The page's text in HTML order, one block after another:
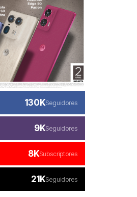
130KSeguidores
9KSeguidores
8KSubscriptores
21KSeguidores